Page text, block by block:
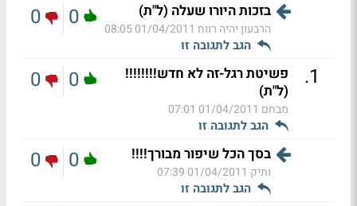
בזכות היורו שעלה (ל"ת)
הרבעון יהיה רווח 01/04/2011 08:05
הגב לתגובה זו
0
0
1
.
פשיטת רגל-זה לא חדש!!!!!!!!
(ל"ת)
מבחם 01/04/2011 07:01
הגב לתגובה זו
0
0
בסך הכל שיפור מבורך!!!!
ותיק 01/04/2011 07:39
הגב לתגובה זו
0
0